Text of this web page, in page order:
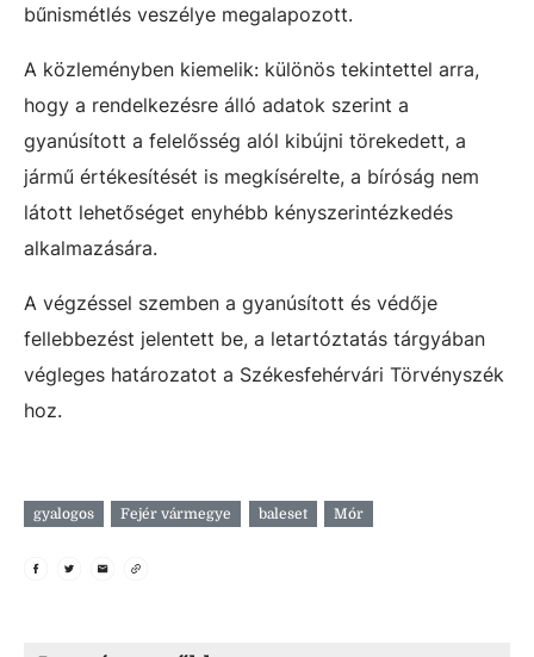
bűnismétlés veszélye megalapozott.
A közleményben kiemelik: különös tekintettel arra,
hogy a rendelkezésre álló adatok szerint a
gyanúsított a felelősség alól kibújni törekedett, a
jármű értékesítését is megkísérelte, a bíróság nem
látott lehetőséget enyhébb kényszerintézkedés
alkalmazására.
A végzéssel szemben a gyanúsított és védője
fellebbezést jelentett be, a letartóztatás tárgyában
végleges határozatot a Székesfehérvári Törvényszék
hoz.
gyalogos Fejér vármegye baleset Mór